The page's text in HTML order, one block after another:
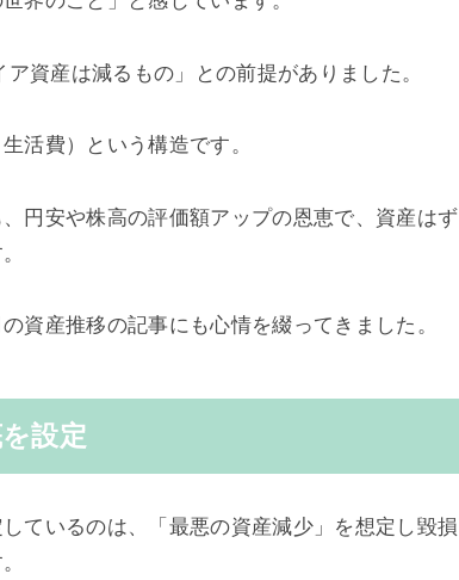
資産は減るもの」との前提がありました。
活費）という構造です。
円安や株高の評価額アップの恩恵で、資産はず
資産推移の記事にも心情を綴ってきました。
設定
ているのは、「最悪の資産減少」を想定し毀損